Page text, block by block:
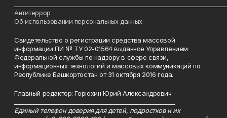
Антитеррор
Об использовании персональных данных
Свидетельство о регистрации средства массовой
информации ПИ № ТУ 02-01564 выданное Управлением
Федеральной службы по надзору в сфере связи,
информационных технологий и массовых коммуникаций по
Республике Башкортостан от 31 октября 2016 года.
Главный редактор: Горюхин Юрий Александрович
Единый телефон доверия для детей, подростков и их